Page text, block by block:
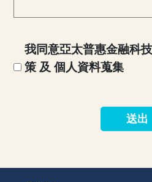
我同意亞太普惠金融科
策 及 個人資料蒐集
送出